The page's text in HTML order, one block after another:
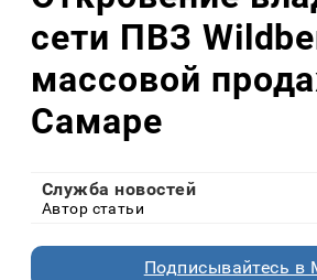
сети ПВЗ
массовой
Самаре
Служба новостей
Автор статьи
Подписывайтесь в